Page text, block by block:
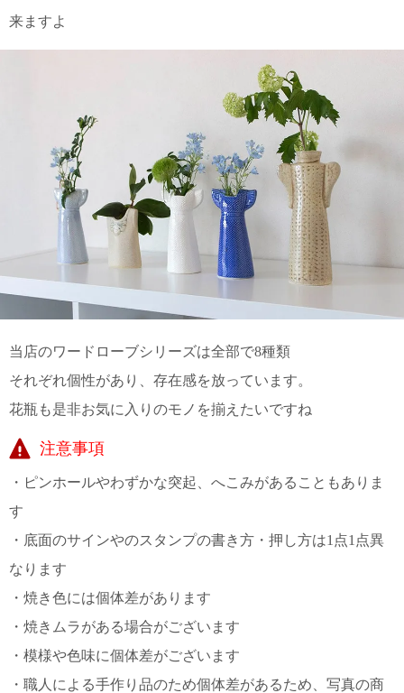
せ
沖縄
円
11,000
上 無
ポス
函 330
5,500
円以
料
来ますよ
当店のワードローブシリーズは全部で8種類
それぞれ個性があり、存在感を放っています。
花瓶も是非お気に入りのモノを揃えたいですね
注意事項
・ピンホールやわずかな突起、へこみがあることもありま
す
・底面のサインやのスタンプの書き方・押し方は1点1点異
なります
・焼き色には個体差があります
・焼きムラがある場合がございます
・模様や色味に個体差がございます
・職人による手作り品のため個体差があるため、写真の商